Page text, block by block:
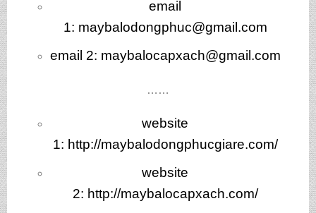
email
1: maybalodongphuc@gmail.com
email 2: maybalocapxach@gmail.com
……
website
1: http://maybalodongphucgiare.com/
website
2: http://maybalocapxach.com/